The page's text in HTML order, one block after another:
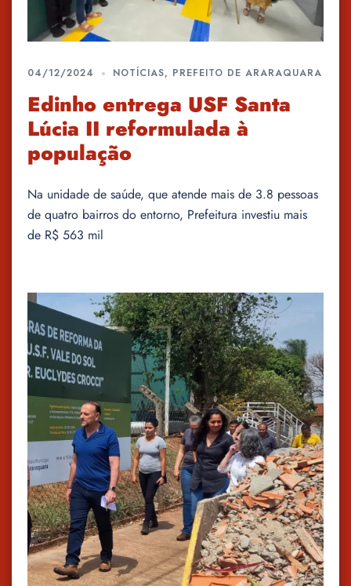
04/12/2024 NOTÍCIAS, PREFEITO DE ARARAQUARA
Edinho entrega USF Santa
Lúcia II reformulada à
população
Na unidade de saúde, que atende mais de 3.8 pessoas
de quatro bairros do entorno, Prefeitura investiu mais
de R$ 563 mil